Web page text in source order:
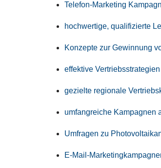
Tele­fon-Mar­ke­ting
hoch­wer­ti­ge, qua­li­fi­zier­te
Kon­zep­te zur Gewin­nung
effek­ti­ve
geziel­te regio­na­le
umfang­rei­che Kam­pa­gnen
Umfra­gen zu
E‑Mail-